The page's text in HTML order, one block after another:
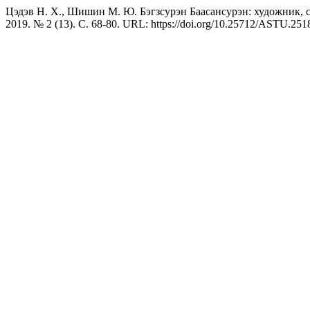
Цэдэв Н. Х., Шишин М. Ю. Бэгзсурэн Баасансурэн: художник,
2019. № 2 (13). С. 68-80. URL: https://doi.org/10.25712/